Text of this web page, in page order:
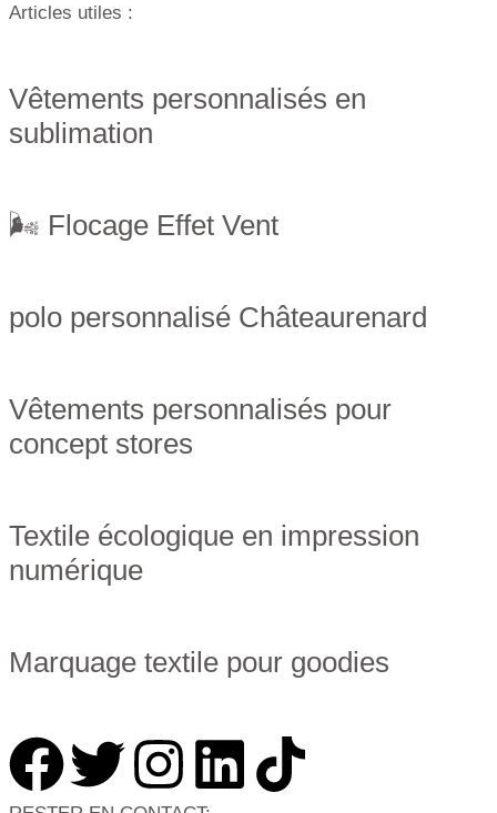
Articles utiles :
Vêtements personnalisés en
sublimation
🌬 Flocage Effet Vent
polo personnalisé Châteaurenard
Vêtements personnalisés pour
concept stores
Textile écologique en impression
numérique
Marquage textile pour goodies